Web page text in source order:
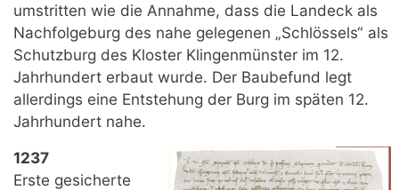
umstritten wie die Annahme, dass die Landeck als
Nachfolgeburg des nahe gelegenen „Schlössels“ als
Schutzburg des Kloster Klingenmünster im 12.
Jahrhundert erbaut wurde. Der Baubefund legt
allerdings eine Entstehung der Burg im späten 12.
Jahrhundert nahe.
1237
Erste gesicherte